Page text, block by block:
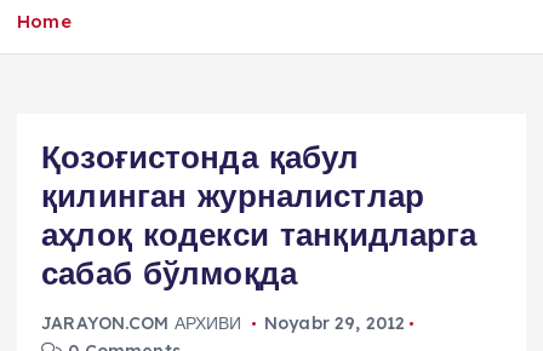
o
Home
Қозоғистонда қабул
қилинган журналистлар
аҳлоқ кодекси танқидларга
сабаб бўлмоқда
JARAYON.COM АРХИВИ
Noyabr 29, 2012